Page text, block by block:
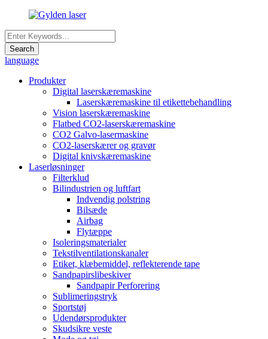
language
Produkter
Digital laserskæremaskine
Laserskæremaskine til etikettebehandling
Vision laserskæremaskine
Flatbed CO2-laserskæremaskine
CO2 Galvo-lasermaskine
CO2-laserskærer og gravør
Digital knivskæremaskine
Laserløsninger
Filterklud
Bilindustrien og luftfart
Indvendig polstring
Bilsæde
Airbag
Flytæppe
Isoleringsmaterialer
Tekstilventilationskanaler
Etiket, klæbemiddel, reflekterende tape
Sandpapirslibeskiver
Sandpapir Perforering
Sublimeringstryk
Sportstøj
Udendørsprodukter
Skudsikre veste